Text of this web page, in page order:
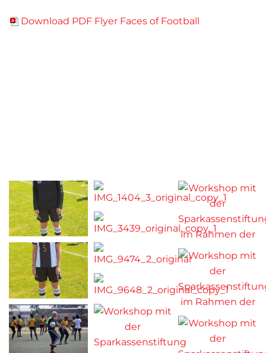
Download PDF Flyer Faces of Football